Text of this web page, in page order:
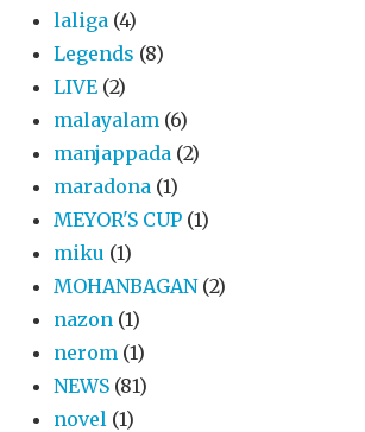
laliga (4)
Legends (8)
LIVE (2)
malayalam (6)
manjappada (2)
maradona (1)
MEYOR'S CUP (1)
miku (1)
MOHANBAGAN (2)
nazon (1)
nerom (1)
NEWS (81)
novel (1)